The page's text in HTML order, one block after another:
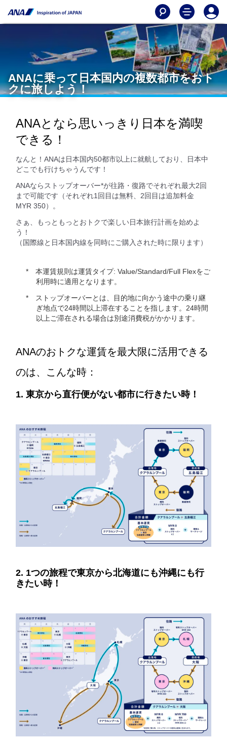
ANAに乗って日本国内の複数都市をおト
クに旅しよう！
ANAとなら思いっきり日本を満喫
できる！
なんと！ANAは日本国内50都市以上に就航しており、日本中
どこでも行けちゃうんです！
ANAならストップオーバー*が往路・復路でそれぞれ最大2回
まで可能です（それぞれ1回目は無料、2回目は追加料金
MYR 350）。
さぁ、もっともっとおトクで楽しい日本旅行計画を始めよ
う！
（国際線と日本国内線を同時にご購入された時に限ります）
本運賃規則は運賃タイプ: Value/Standard/Full Flexをご
利用時に適用となります。
ストップオーバーとは、目的地に向かう途中の乗り継
ぎ地点で24時間以上滞在することを指します。24時間
以上ご滞在される場合は別途消費税がかかります。
ANAのおトクな運賃を最大限に活用できる
のは、こんな時：
1. 東京から直行便がない都市に行きたい時！
2. 1つの旅程で東京から北海道にも沖縄にも行
きたい時！